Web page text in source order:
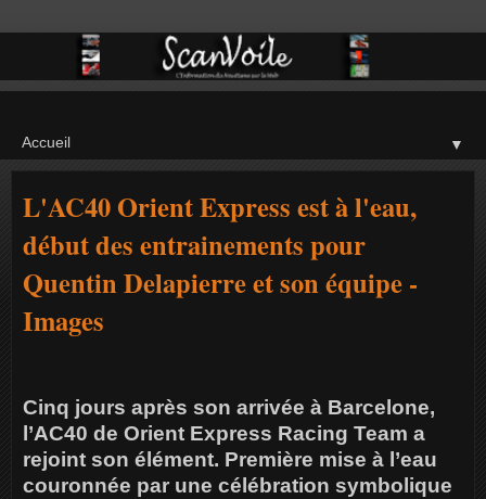
▼
L'AC40 Orient Express est à l'eau,
début des entrainements pour
Quentin Delapierre et son équipe -
Images
Cinq jours après son arrivée à Barcelone,
l’AC40 de Orient Express Racing Team a
rejoint son élément. Première mise à l’eau
couronnée par une célébration symbolique